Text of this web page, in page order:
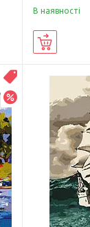
В наявності
Распродажа